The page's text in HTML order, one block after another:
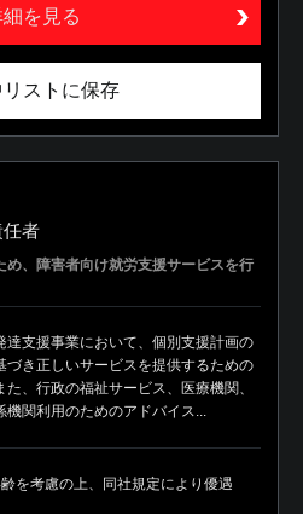
を見る
ストに保存
任者
め、障害者向け就労支援サービスを行
達支援事業において、個別支援計画の
づき正しいサービスを提供するための
、行政の福祉サービス、医療機関、
機関利用のためのアドバイス...
を考慮の上、同社規定により優遇